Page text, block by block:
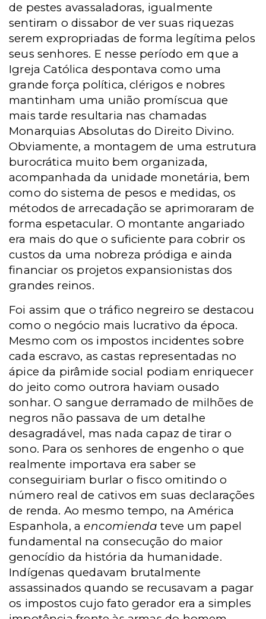
de pestes avassaladoras, igualmente
sentiram o dissabor de ver suas riquezas
serem expropriadas de forma legítima pelos
seus senhores. E nesse período em que a
Igreja Católica despontava como uma
grande força política, clérigos e nobres
mantinham uma união promíscua que
mais tarde resultaria nas chamadas
Monarquias Absolutas do Direito Divino.
Obviamente, a montagem de uma estrutura
burocrática muito bem organizada,
acompanhada da unidade monetária, bem
como do sistema de pesos e medidas, os
métodos de arrecadação se aprimoraram de
forma espetacular. O montante angariado
era mais do que o suficiente para cobrir os
custos da uma nobreza pródiga e ainda
financiar os projetos expansionistas dos
grandes reinos.
Foi assim que o tráfico negreiro se destacou
como o negócio mais lucrativo da época.
Mesmo com os impostos incidentes sobre
cada escravo, as castas representadas no
ápice da pirâmide social podiam enriquecer
do jeito como outrora haviam ousado
sonhar. O sangue derramado de milhões de
negros não passava de um detalhe
desagradável, mas nada capaz de tirar o
sono. Para os senhores de engenho o que
realmente importava era saber se
conseguiriam burlar o fisco omitindo o
número real de cativos em suas declarações
de renda. Ao mesmo tempo, na América
Espanhola, aencomienda teve um papel
fundamental na consecução do maior
genocídio da história da humanidade.
Indígenas quedavam brutalmente
assassinados quando se recusavam a pagar
os impostos cujo fato gerador era a simples